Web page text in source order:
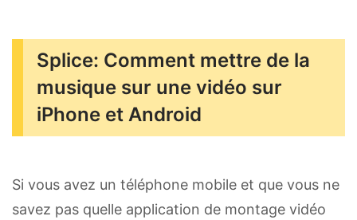
Splice: Comment mettre de la
musique sur une vidéo sur
iPhone et Android
Si vous avez un téléphone mobile et que vous ne
savez pas quelle application de montage vidéo